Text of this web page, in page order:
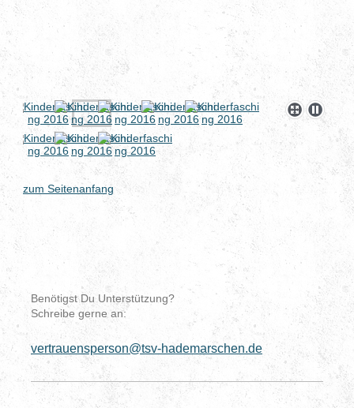
zum Seitenanfang
Benötigst Du Unterstützung?
Schreibe gerne an:
vertrauensperson@tsv-hademarschen.de